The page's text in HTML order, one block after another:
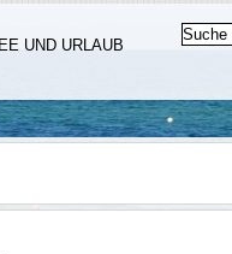
UND URLAUB